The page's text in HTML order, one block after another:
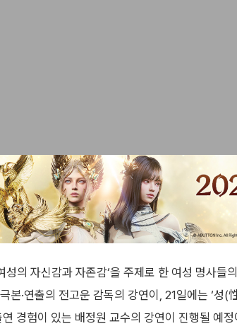
성의 자신감과 자존감‘을 주제로 한 여성 명사들
본·연출의 전고운 감독의 강연이, 21일에는 ‘성(
연 경험이 있는 배정원 교수의 강연이 진행될 예정